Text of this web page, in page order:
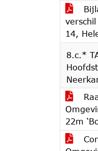
verschil
14,
8.c.*
22m